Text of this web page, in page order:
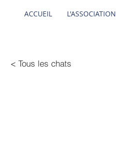
ACCUEIL L'ASSOCIATION
< Tous les chats